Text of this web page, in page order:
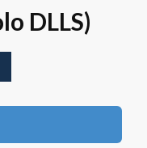
DLLS)